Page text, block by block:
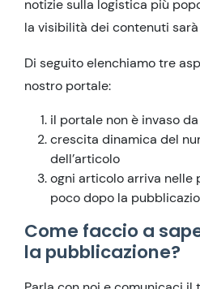
notizie sulla logistica più
la visibilità dei contenuti
Di seguito elenchiamo tre
nostro portale:
il portale non è invaso
crescita dinamica del
dell’articolo
ogni articolo arriva nelle
poco dopo la
Come faccio a
la pubblicazione?